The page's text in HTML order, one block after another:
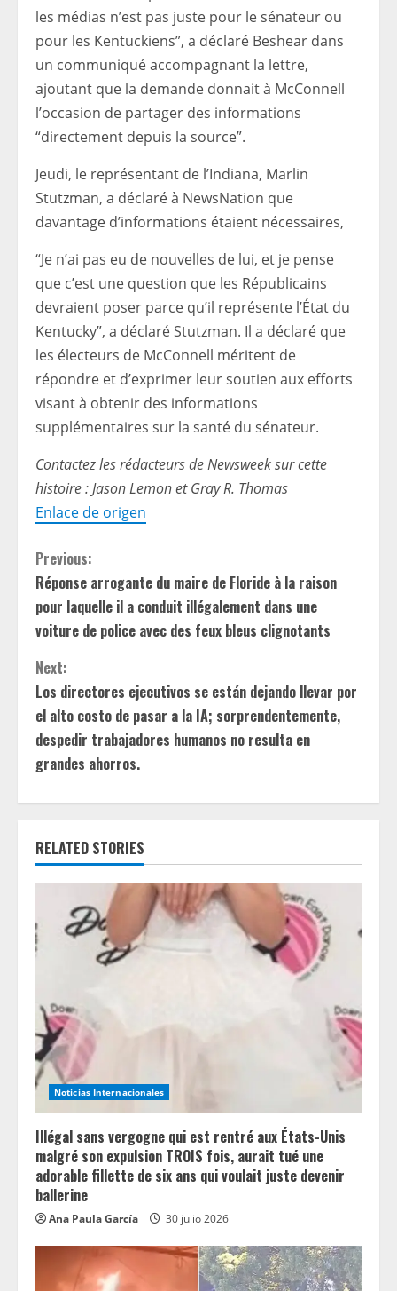
les médias n’est pas juste pour le sénateur ou
pour les Kentuckiens”, a déclaré Beshear dans
un communiqué accompagnant la lettre,
ajoutant que la demande donnait à McConnell
l’occasion de partager des informations
“directement depuis la source”.
Jeudi, le représentant de l’Indiana, Marlin
Stutzman, a déclaré à NewsNation que
davantage d’informations étaient nécessaires,
“Je n’ai pas eu de nouvelles de lui, et je pense
que c’est une question que les Républicains
devraient poser parce qu’il représente l’État du
Kentucky”, a déclaré Stutzman. Il a déclaré que
les électeurs de McConnell méritent de
répondre et d’exprimer leur soutien aux efforts
visant à obtenir des informations
supplémentaires sur la santé du sénateur.
Contactez les rédacteurs de Newsweek sur cette
histoire : Jason Lemon et Gray R. Thomas
Enlace de origen
C
o
n
t
i
n
R
a
i
n
g
Previous:
Réponse arrogante du maire de Floride à la raison
pour laquelle il a conduit illégalement dans une
voiture de police avec des feux bleus clignotants
Next:
Los directores ejecutivos se están dejando llevar por
el alto costo de pasar a la IA; sorprendentemente,
despedir trabajadores humanos no resulta en
grandes ahorros.
RELATED STORIES
Noticias Internacionales
Illégal sans vergogne qui est rentré aux États-Unis
malgré son expulsion TROIS fois, aurait tué une
adorable fillette de six ans qui voulait juste devenir
ballerine
Ana Paula García 30 julio 2026